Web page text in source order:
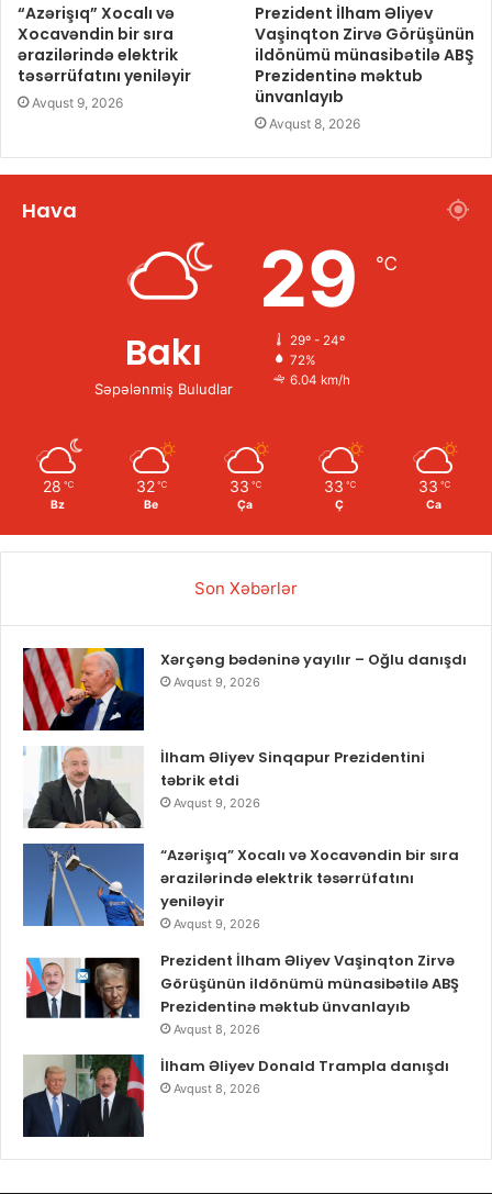
“Azərişıq” Xocalı və
Xocavəndin bir sıra
ərazilərində elektrik
təsərrüfatını yeniləyir
Avqust 9, 2026
Prezident İlham Əliyev
Vaşinqton Zirvə Görüşünün
ildönümü münasibətilə ABŞ
Prezidentinə məktub
ünvanlayıb
Avqust 8, 2026
Hava
Bakı
Səpələnmiş Buludlar
29 ℃
29º - 24º
72%
6.04 km/h
28 ℃
Bz
32 ℃
Be
33 ℃
Ça
33 ℃
Ç
33 ℃
Ca
Son Xəbərlər
Xərçəng bədəninə yayılır – Oğlu danışdı
Avqust 9, 2026
İlham Əliyev Sinqapur Prezidentini
təbrik etdi
Avqust 9, 2026
“Azərişıq” Xocalı və Xocavəndin bir sıra
ərazilərində elektrik təsərrüfatını
yeniləyir
Avqust 9, 2026
Prezident İlham Əliyev Vaşinqton Zirvə
Görüşünün ildönümü münasibətilə ABŞ
Prezidentinə məktub ünvanlayıb
Avqust 8, 2026
İlham Əliyev Donald Trampla danışdı
Avqust 8, 2026